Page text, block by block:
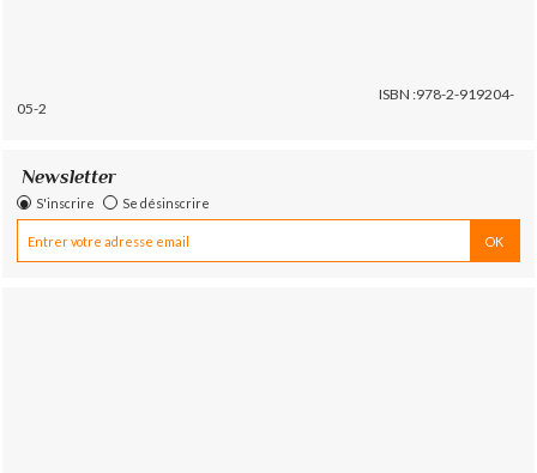
ISBN :978-2-919204-
05-2
Newsletter
S'inscrire Se désinscrire